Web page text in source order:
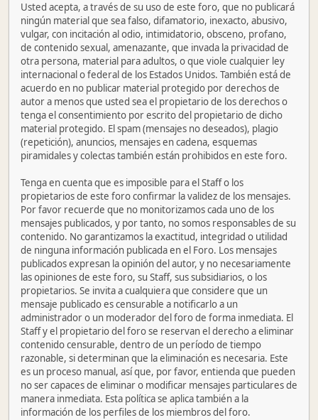
Usted acepta, a través de su uso de este foro, que no publicará
ningún material que sea falso, difamatorio, inexacto, abusivo,
vulgar, con incitación al odio, intimidatorio, obsceno, profano,
de contenido sexual, amenazante, que invada la privacidad de
otra persona, material para adultos, o que viole cualquier ley
internacional o federal de los Estados Unidos. También está de
acuerdo en no publicar material protegido por derechos de
autor a menos que usted sea el propietario de los derechos o
tenga el consentimiento por escrito del propietario de dicho
material protegido. El spam (mensajes no deseados), plagio
(repetición), anuncios, mensajes en cadena, esquemas
piramidales y colectas también están prohibidos en este foro.
Tenga en cuenta que es imposible para el Staff o los
propietarios de este foro confirmar la validez de los mensajes.
Por favor recuerde que no monitorizamos cada uno de los
mensajes publicados, y por tanto, no somos responsables de su
contenido. No garantizamos la exactitud, integridad o utilidad
de ninguna información publicada en el Foro. Los mensajes
publicados expresan la opinión del autor, y no necesariamente
las opiniones de este foro, su Staff, sus subsidiarios, o los
propietarios. Se invita a cualquiera que considere que un
mensaje publicado es censurable a notificarlo a un
administrador o un moderador del foro de forma inmediata. El
Staff y el propietario del foro se reservan el derecho a eliminar
contenido censurable, dentro de un período de tiempo
razonable, si determinan que la eliminación es necesaria. Este
es un proceso manual, así que, por favor, entienda que pueden
no ser capaces de eliminar o modificar mensajes particulares de
manera inmediata. Esta política se aplica también a la
información de los perfiles de los miembros del foro.